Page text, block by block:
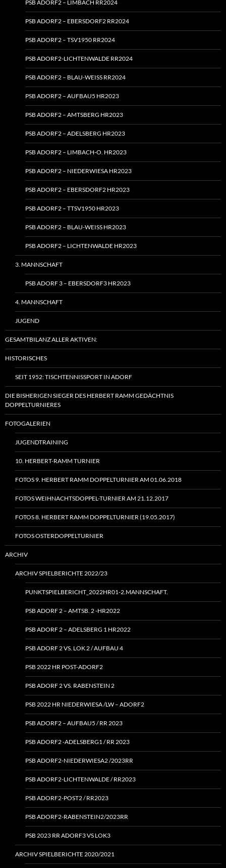
PSB ADORF2 – LIMBACH RR2024
PSB ADORF2 – EBERSDORF2 RR2024
PSB ADORF2 – TSV1950 RR2024
PSB ADORF2-LICHTENWALDE RR2024
PSB ADORF2 – BLAU-WEISS RR2024
PSB ADORF2 – AUFBAU5 HR2023
PSB ADORF2 – AMTSBERG HR2023
PSB ADORF2 – ADELSBERG HR2023
PSB ADORF2 – LIMBACH‑O. HR2023
PSB ADORF2 – NIEDERWIESA HR2023
PSB ADORF2 – EBERSDORF2 HR2023
PSB ADORF2 – TTSV1950 HR2023
PSB ADORF2 – BLAU-WEISS HR2023
PSB ADORF2 – LICHTENWALDE HR2023
3. MANNSCHAFT
PSB ADORF 3 – EBERSDORF3 HR2023
4. MANNSCHAFT
JUGEND
GESAMTBILANZ ALLER AKTIVEN:
HISTORISCHES
SEIT 1952: TISCHTENNISSPORT IN ADORF
DIE BISHERIGEN SIEGER DES HERBERT RAMM GEDÄCHTNIS
DOPPELTURNIERES
FOTOGALERIEN
JUGENDTRAINING
10. HERBERT-RAMM TURNIER
FOTOS 9. HERBERT RAMM DOPPELTURNIER AM 01.06.2018
FOTOS WEIHNACHTSDOPPEL-TURNIER AM 21.12.2017
FOTOS 8. HERBERT RAMM DOPPELTURNIER (19.05.2017)
FOTOS OSTERDOPPELTURNIER
ARCHIV
ARCHIV SPIELBERICHTE 2022/23
PUNKTSPIELBERICHT_2022HR01‑2.MANNSCHAFT.
PSB ADORF 2 – AMTSB. 2 ‑HR2022
PSB ADORF 2 – ADELSBERG 1 HR2022
PSB ADORF 2 VS. LOK 2 / AUFBAU 4
PSB 2022 HR POST-ADORF2
PSB ADORF 2 VS. RABENSTEIN 2
PSB 2022 HR NIEDERWIESA /LW – ADORF2
PSB ADORF2 – AUFBAU5 / RR 2023
PSB ADORF2 ‑ADELSBERG1 / RR 2023
PSB ADORF2-NIEDERWIESA2 /2023RR
PSB ADORF2-LICHTENWALDE / RR2023
PSB ADORF2-POST2 / RR2023
PSB ADORF2-RABENSTEIN2/2023RR
PSB 2023 RR ADORF3 VS LOK3
ARCHIV SPIELBERICHTE 2020/2021